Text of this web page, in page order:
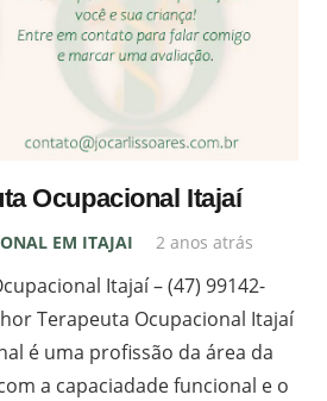
Ocupacional Itajaí
EM ITAJAI 2 anos atrás
Itajaí – (47) 99142-
Terapeuta Ocupacional Itajaí
é uma profissão da área da
a capaciadade funcional e o